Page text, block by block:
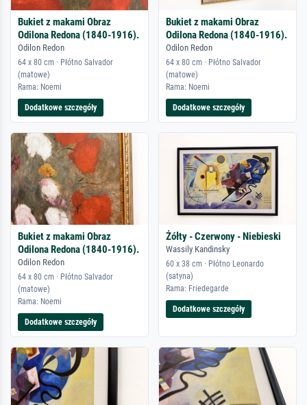
Bukiet z makami Obraz
Odilona Redona (1840-1916).
Odilon Redon
64 x 80 cm · Płótno Salvador
(matowe)
Rama: Noemi
Dodatkowe szczegóły
Bukiet z makami Obraz
Odilona Redona (1840-1916).
Odilon Redon
64 x 80 cm · Płótno Salvador
(matowe)
Rama: Noemi
Dodatkowe szczegóły
Bukiet z makami Obraz
Odilona Redona (1840-1916).
Odilon Redon
64 x 80 cm · Płótno Salvador
(matowe)
Rama: Noemi
Dodatkowe szczegóły
Żółty - Czerwony - Niebieski
Wassily Kandinsky
60 x 38 cm · Płótno Leonardo
(satyna)
Rama: Friedegarde
Dodatkowe szczegóły